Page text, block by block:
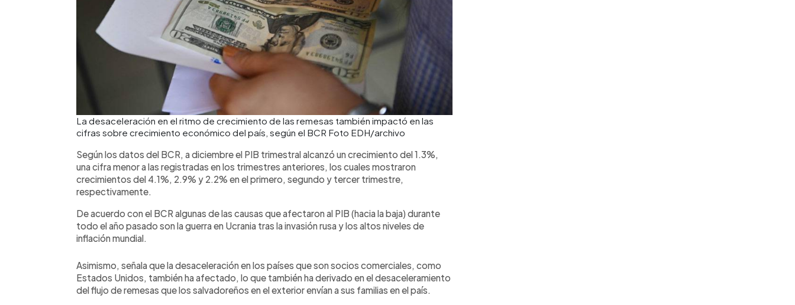
La desaceleración en el ritmo de crecimiento de las remesas también impactó en las
cifras sobre crecimiento económico del país, según el BCR Foto EDH/archivo
Según los datos del BCR, a diciembre el PIB trimestral alcanzó un crecimiento del 1.3%,
una cifra menor a las registradas en los trimestres anteriores, los cuales mostraron
crecimientos del 4.1%, 2.9% y 2.2% en el primero, segundo y tercer trimestre,
respectivamente.
De acuerdo con el BCR algunas de las causas que afectaron al PIB (hacia la baja) durante
todo el año pasado son la guerra en Ucrania tras la invasión rusa y los altos niveles de
inflación mundial.
Asimismo, señala que la desaceleración en los países que son socios comerciales, como
Estados Unidos, también ha afectado, lo que también ha derivado en el desaceleramiento
del flujo de remesas que los salvadoreños en el exterior envían a sus familias en el país.